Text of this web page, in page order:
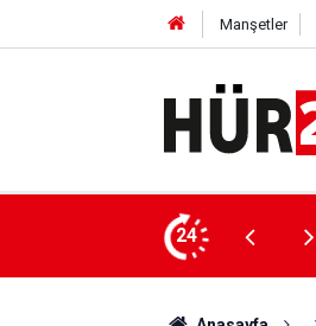
Manşetler
24